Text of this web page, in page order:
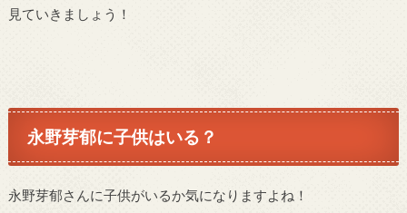
見ていきましょう！
永野芽郁に子供はいる？
永野芽郁さんに子供がいるか気になりますよね！